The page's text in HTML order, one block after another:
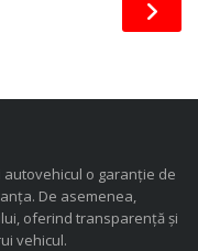
autovehicul o garanție de
De asemenea,
oferind transparență și
vehicul.